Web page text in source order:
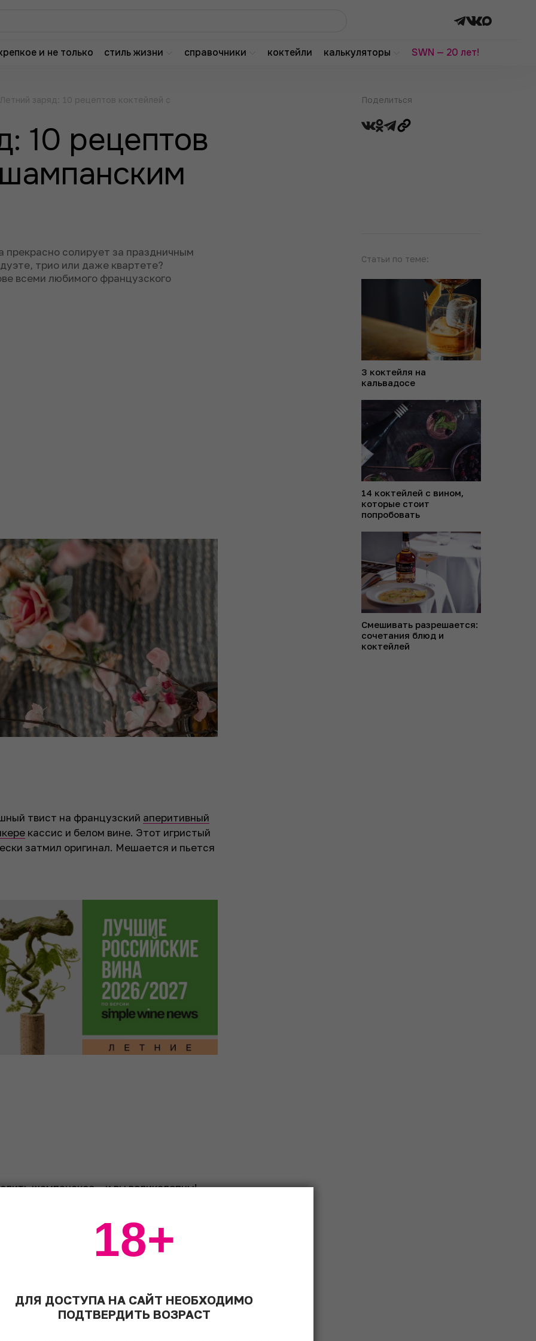
и не только стиль жизни справочники коктейли калькуляторы SWN — 20 лет!
Поделиться
Статьи по теме:
3 коктейля на
кальвадосе
14 коктейлей с вином,
которые стоит
попробовать
Смешивать разрешается:
сочетания блюд и
коктейлей
Летний заряд: 10 рецептов коктейлей с
10 рецептов
прекрасно солирует за праздничным
трио или даже квартете?
всеми любимого французского
твист на французский аперитивный
кассис и белом вине. Этот игристый
затмил оригинал. Мешается и пьется
шампанское – и вы великолепны!
ДЛЯ ДОСТУПА НА САЙТ НЕОБХОДИМО
ПОДТВЕРДИТЬ ВОЗРАСТ
18+